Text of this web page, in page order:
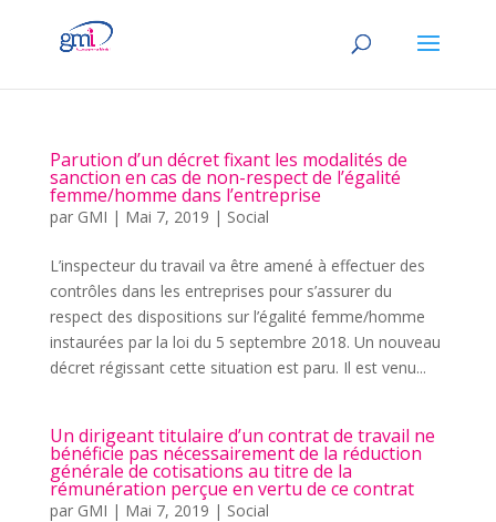
Parution d’un décret fixant les modalités de
sanction en cas de non-respect de l’égalité
femme/homme dans l’entreprise
par GMI | Mai 7, 2019 | Social
L’inspecteur du travail va être amené à effectuer des
contrôles dans les entreprises pour s’assurer du
respect des dispositions sur l’égalité femme/homme
instaurées par la loi du 5 septembre 2018. Un nouveau
décret régissant cette situation est paru. Il est venu...
Un dirigeant titulaire d’un contrat de travail ne
bénéficie pas nécessairement de la réduction
générale de cotisations au titre de la
rémunération perçue en vertu de ce contrat
par GMI | Mai 7, 2019 | Social